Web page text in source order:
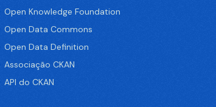
Open Knowledge Foundation
Open Data Commons
Open Data Definition
Associação CKAN
API do CKAN